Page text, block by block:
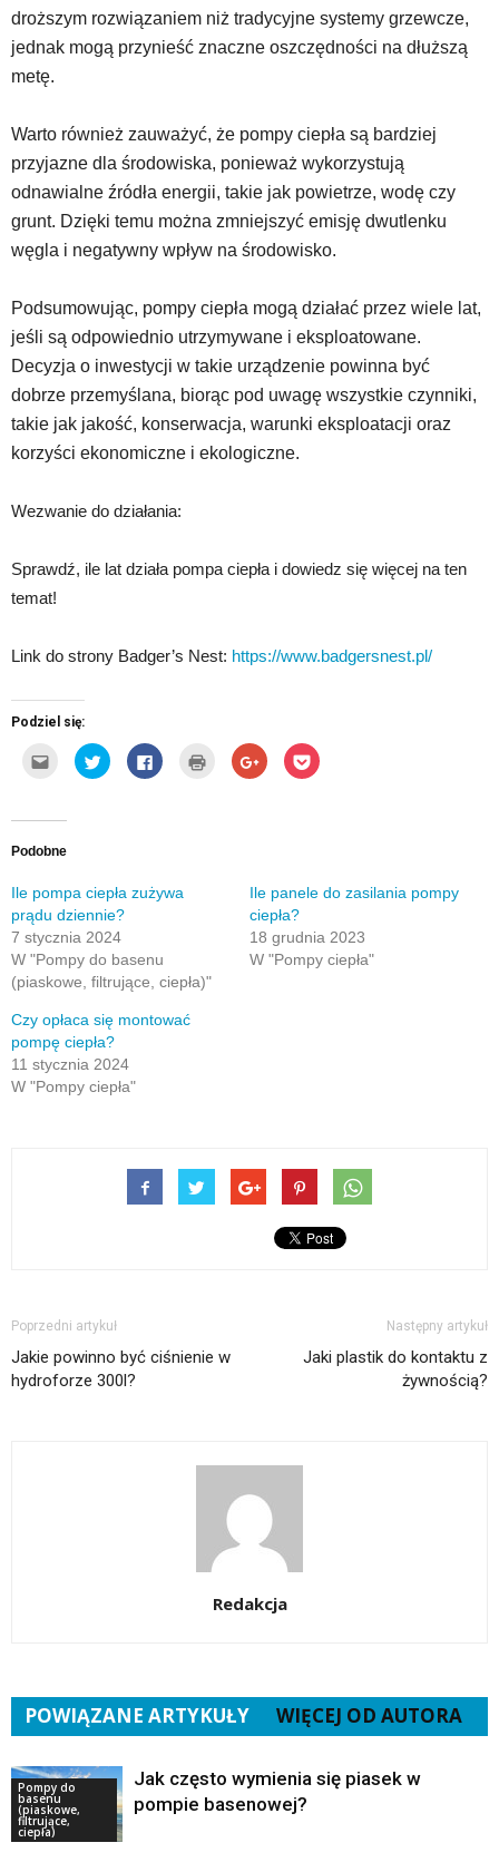
droższym rozwiązaniem niż tradycyjne systemy grzewcze,
jednak mogą przynieść znaczne oszczędności na dłuższą
metę.
Warto również zauważyć, że pompy ciepła są bardziej
przyjazne dla środowiska, ponieważ wykorzystują
odnawialne źródła energii, takie jak powietrze, wodę czy
grunt. Dzięki temu można zmniejszyć emisję dwutlenku
węgla i negatywny wpływ na środowisko.
Podsumowując, pompy ciepła mogą działać przez wiele lat,
jeśli są odpowiednio utrzymywane i eksploatowane.
Decyzja o inwestycji w takie urządzenie powinna być
dobrze przemyślana, biorąc pod uwagę wszystkie czynniki,
takie jak jakość, konserwacja, warunki eksploatacji oraz
korzyści ekonomiczne i ekologiczne.
Wezwanie do działania:
Sprawdź, ile lat działa pompa ciepła i dowiedz się więcej na ten
temat!
Link do strony Badger’s Nest: https://www.badgersnest.pl/
Podziel się:
Kliknij,
wysłać
znajomego
e-
w
nowym
oknie)
Udostępnij
na
Twitterze(Otwiera
Click
to
Kliknij
wydrukować(Otwiera
Click
to
share
Click
to
Podobne
Ile pompa ciepła zużywa
prądu dziennie?
7 stycznia 2024
W "Pompy do basenu
(piaskowe, filtrujące, ciepła)"
Ile panele do zasilania pompy
ciepła?
18 grudnia 2023
W "Pompy ciepła"
Czy opłaca się montować
pompę ciepła?
11 stycznia 2024
W "Pompy ciepła"
Poprzedni artykuł
Jakie powinno być ciśnienie w
hydroforze 300l?
Następny artykuł
Jaki plastik do kontaktu z
żywnością?
Redakcja
POWIĄZANE ARTYKUŁY WIĘCEJ OD AUTORA
Pompy do
basenu
(piaskowe,
filtrujące,
ciepła)
Jak często wymienia się piasek w
pompie basenowej?